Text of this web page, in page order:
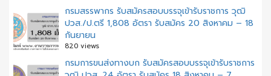
กรมสรรพากร รับสมัครสอบบรรจุเข้ารับราชการ วุฒิ
ปวส./ป.ตรี 1,808 อัตรา รับสมัคร 20 สิงหาคม – 18
กันยายน
820 views
กรมการขนส่งทางบก รับสมัครสอบบรรจุเข้ารับราชการ